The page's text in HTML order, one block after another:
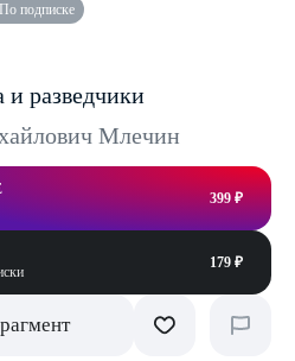
По подписке
и разведчики
Млечин
399 ₽
179 ₽